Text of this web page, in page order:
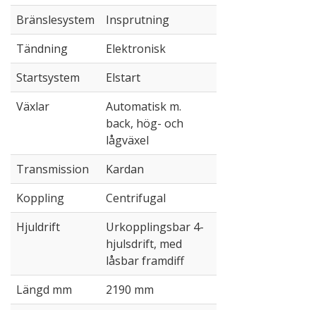
Bränslesystem
Insprutning
Tändning
Elektronisk
Startsystem
Elstart
Växlar
Automatisk m.
back, hög- och
lågväxel
Transmission
Kardan
Koppling
Centrifugal
Hjuldrift
Urkopplingsbar 4-
hjulsdrift, med
låsbar framdiff
Längd mm
2190 mm